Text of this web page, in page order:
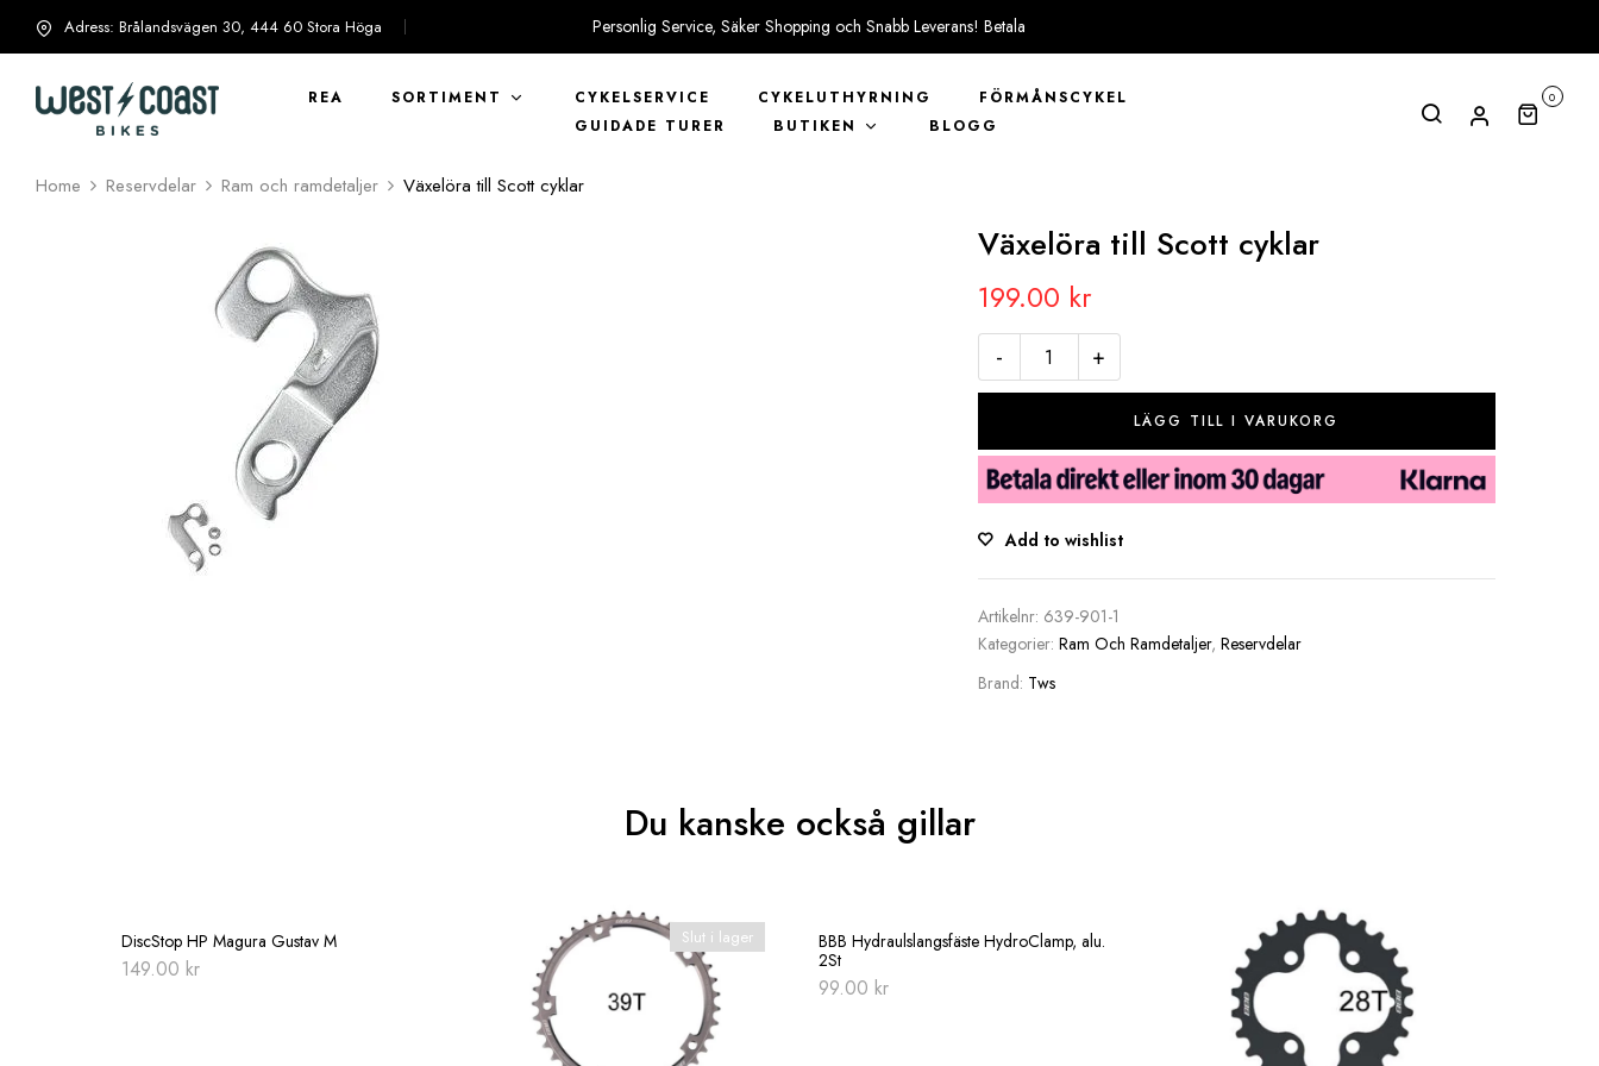
Adress: Brålandsvägen 30, 444 60 Stora Höga
info@westcoastbikes.se
Personlig Service, Säker Shopping och Snabb Leverans! Betala
REA SORTIMENT CYKELSERVICE CYKELUTHYRNING
FÖRMÅNSCYKEL
GUIDADE TURER
BUTIKEN BLOGG
0
Home Reservdelar Ram och ramdetaljer Växelöra till Scott cyklar
Växelöra till Scott cyklar
199.00 kr
- +
LÄGG TILL I VARUKORG
Add to wishlist
Artikelnr: 639-901-1
Kategorier: Ram Och Ramdetaljer, Reservdelar
Brand: Tws
Du kanske också gillar
DiscStop HP Magura Gustav M
149.00 kr
Slut i lager
BBB Hydraulslangsfäste HydroClamp, alu.
2St
99.00 kr